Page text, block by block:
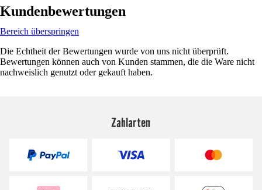
Kundenbewertungen
Bereich überspringen
Die Echtheit der Bewertungen wurde von uns nicht überprüft.
Bewertungen können auch von Kunden stammen, die die Ware nicht
nachweislich genutzt oder gekauft haben.
Zahlarten